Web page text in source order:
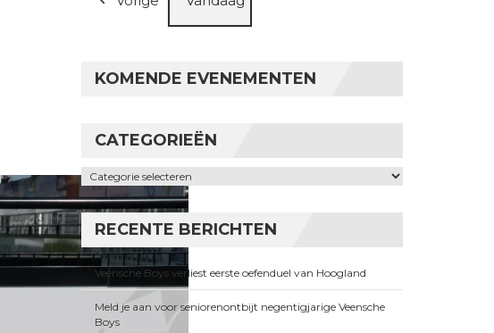
KOMENDE EVENEMENTEN
CATEGORIEËN
Categorieën
RECENTE BERICHTEN
Veensche Boys verliest eerste oefenduel van Hoogland
Meld je aan voor seniorenontbijt negentigjarige Veensche
Boys